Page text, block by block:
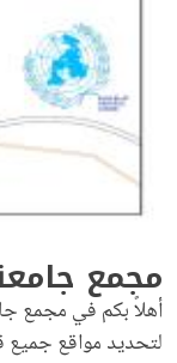
مجمع
أهلاً بكم في مجمع
لتحديد مواقع جميع